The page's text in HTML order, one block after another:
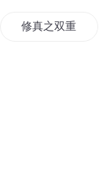
修真之双重人格